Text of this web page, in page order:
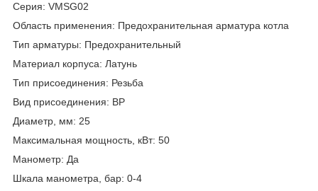
Серия: VMSG02
Область применения: Предохранительная арматура котла
Тип арматуры: Предохранительный
Материал корпуса: Латунь
Тип присоединения: Резьба
Вид присоединения: ВР
Диаметр, мм: 25
Максимальная мощность, кВт: 50
Манометр: Да
Шкала манометра, бар: 0-4